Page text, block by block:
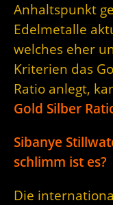
Anhaltspunkt
Edelmetalle
welches eher
Kriterien das
Ratio anlegt,
Gold Silber
Sibanye
schlimm ist es?
Die